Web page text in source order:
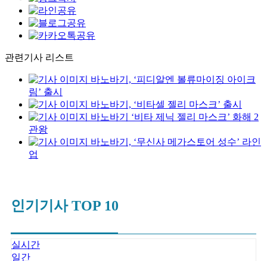
관련기사 리스트
바노바기, ‘피디알엔 볼류마이징 아이크
림’ 출시
바노바기, ‘비타셀 젤리 마스크’ 출시
바노바기 ‘비타 제닉 젤리 마스크’ 화해 2
관왕
바노바기, ‘무신사 메가스토어 성수’ 라인
업
인기기사 TOP 10
실시간
일간